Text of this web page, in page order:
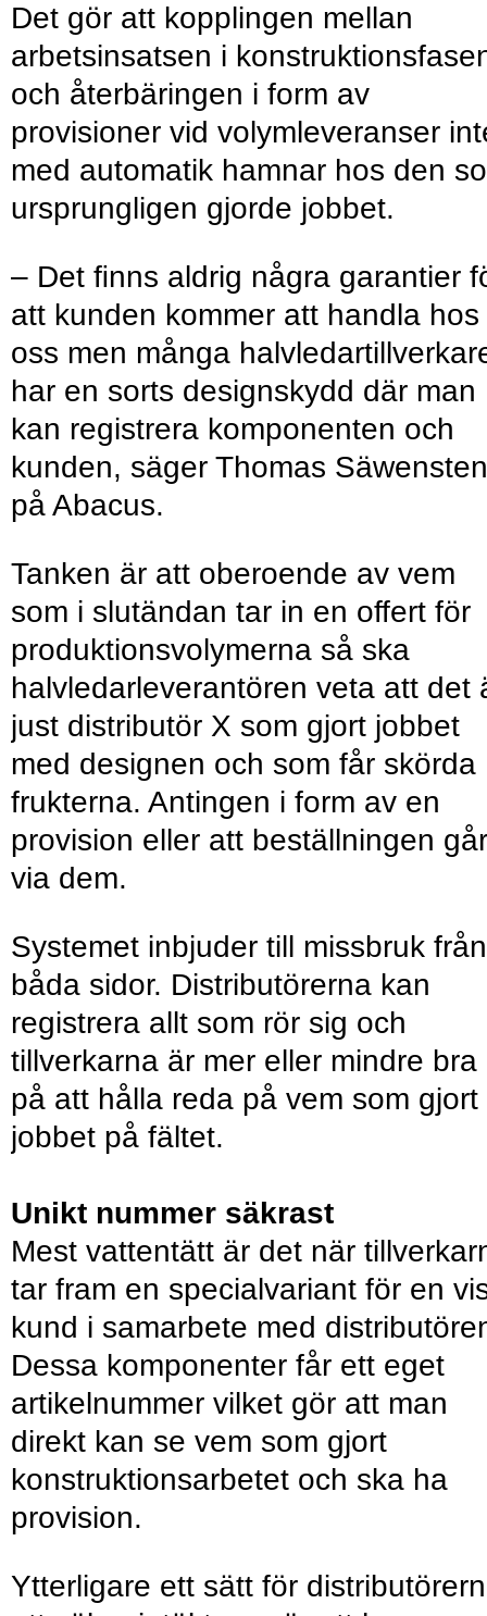
Det gör att kopplingen mellan
arbetsinsatsen i
och återbäringen i form av
provisioner vid volymleveranser
med automatik hamnar hos den
ursprungligen gjorde jobbet.
– Det ﬁnns aldrig några garantier
att kunden kommer att handla hos
oss men många
har en sorts designskydd där man
kan registrera komponenten och
kunden, säger Thomas Säwensten
på Abacus.
Tanken är att oberoende av vem
som i slutändan tar in en offert för
produktionsvolymerna så ska
halvledarleverantören veta att det
just distributör X som gjort jobbet
med designen och som får skörda
frukterna. Antingen i form av en
provision eller att beställningen går
via dem.
Systemet inbjuder till missbruk från
båda sidor. Distributörerna kan
registrera allt som rör sig och
tillverkarna är mer eller mindre bra
på att hålla reda på vem som gjort
jobbet på fältet.
Unikt nummer säkrast
Mest vattentätt är det när
tar fram en specialvariant för en
kund i samarbete med
Dessa komponenter får ett eget
artikelnummer vilket gör att man
direkt kan se vem som gjort
konstruktionsarbetet och ska ha
provision.
Ytterligare ett sätt för